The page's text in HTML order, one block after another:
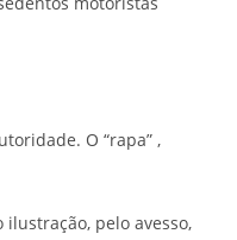
O “rapa” ,
pelo avesso,